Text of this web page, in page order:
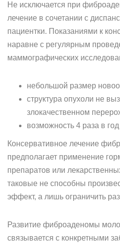
Не исключается при
лечение в сочетании с
пациентки. Показаниями к
наравне с регулярным
маммографических
небольшой размер
структура опухоли не
злокачественном
возможность 4 раза в
Консервативное лечение
предполагает применение
препаратов или
таковые не способны
эффект, а лишь ограничить
Развитие фиброаденомы
связывается с конкретными